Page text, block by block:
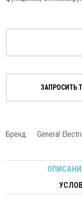
ЗАПРОСИТЬ
Бренд: General